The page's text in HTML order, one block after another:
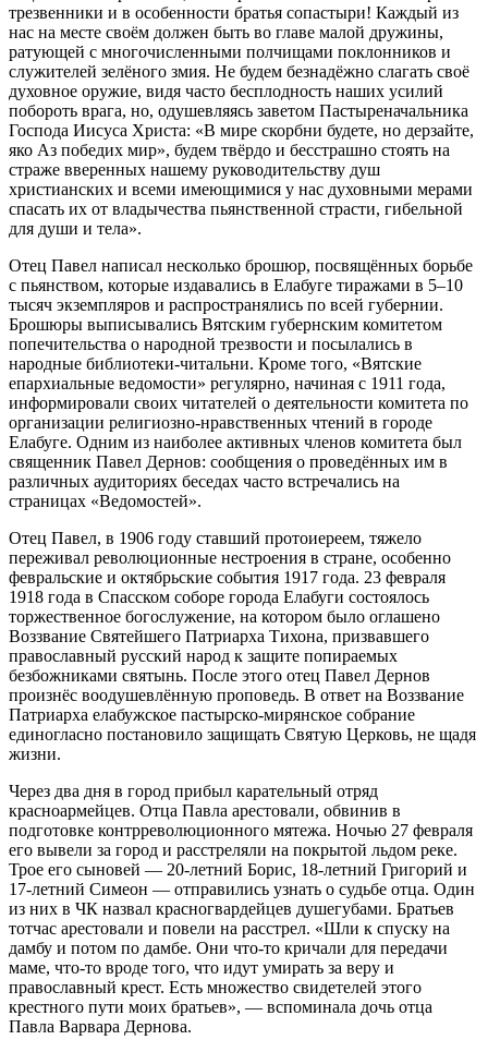
трезвенники и в особенности братья сопастыри! Каждый из
нас на месте своём должен быть во главе малой дружины,
ратующей с многочисленными полчищами поклонников и
служителей зелёного змия. Не будем безнадёжно слагать своё
духовное оружие, видя часто бесплодность наших усилий
побороть врага, но, одушевляясь заветом Пастыреначальника
Господа Иисуса Христа: «В мире скорбни будете, но дерзайте,
яко Аз победих мир», будем твёрдо и бесстрашно стоять на
страже вверенных нашему руководительству душ
христианских и всеми имеющимися у нас духовными мерами
спасать их от владычества пьянственной страсти, гибельной
для души и тела».
Отец Павел написал несколько брошюр, посвящённых борьбе
с пьянством, которые издавались в Елабуге тиражами в 5–10
тысяч экземпляров и распространялись по всей губернии.
Брошюры выписывались Вятским губернским комитетом
попечительства о народной трезвости и посылались в
народные библиотеки-читальни. Кроме того, «Вятские
епархиальные ведомости» регулярно, начиная с 1911 года,
информировали своих читателей о деятельности комитета по
организации религиозно-нравственных чтений в городе
Елабуге. Одним из наиболее активных членов комитета был
священник Павел Дернов: сообщения о проведённых им в
различных аудиториях беседах часто встречались на
страницах «Ведомостей».
Отец Павел, в 1906 году ставший протоиереем, тяжело
переживал революционные нестроения в стране, особенно
февральские и октябрьские события 1917 года. 23 февраля
1918 года в Спасском соборе города Елабуги состоялось
торжественное богослужение, на котором было оглашено
Воззвание Святейшего Патриарха Тихона, призвавшего
православный русский народ к защите попираемых
безбожниками святынь. После этого отец Павел Дернов
произнёс воодушевлённую проповедь. В ответ на Воззвание
Патриарха елабужское пастырско-мирянское собрание
единогласно постановило защищать Святую Церковь, не щадя
жизни.
Через два дня в город прибыл карательный отряд
красноармейцев. Отца Павла арестовали, обвинив в
подготовке контрреволюционного мятежа. Ночью 27 февраля
его вывели за город и расстреляли на покрытой льдом реке.
Трое его сыновей — 20-летний Борис, 18-летний Григорий и
17-летний Симеон — отправились узнать о судьбе отца. Один
из них в ЧК назвал красногвардейцев душегубами. Братьев
тотчас арестовали и повели на расстрел. «Шли к спуску на
дамбу и потом по дамбе. Они что-то кричали для передачи
маме, что-то вроде того, что идут умирать за веру и
православный крест. Есть множество свидетелей этого
крестного пути моих братьев», — вспоминала дочь отца
Павла Варвара Дернова.